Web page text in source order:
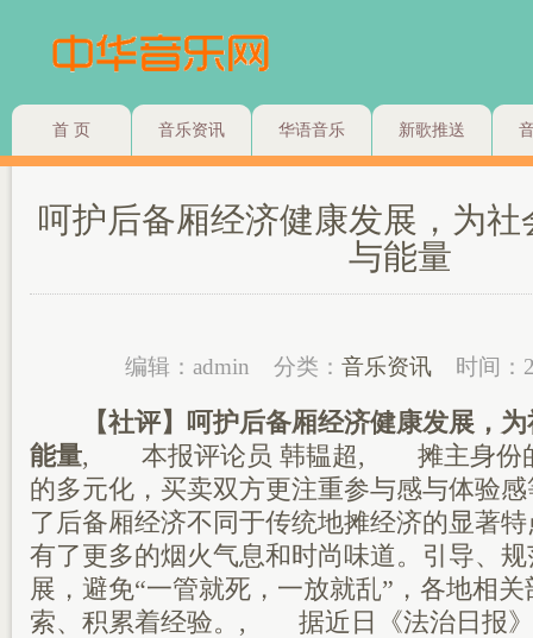
首 页 音乐资讯 华语音乐 新歌推送
呵护后备厢经济健康发展，为
与能量
编辑：admin 分类： 音乐资讯 时间：
【社评】呵护后备厢经济健康发展，
能量, 本报评论员 韩韫超, 摊主身份的
的多元化，买卖双方更注重参与感与体验
了后备厢经济不同于传统地摊经济的显著
有了更多的烟火气息和时尚味道。引导、
展，避免“一管就死，一放就乱”，各地相
索、积累着经验。, 据近日《法治日报》